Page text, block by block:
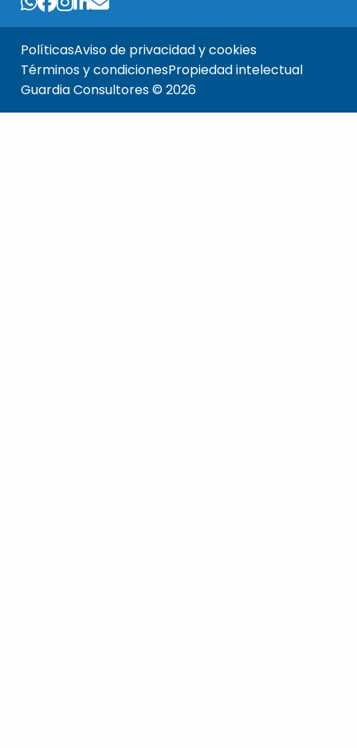
PolíticasAviso de privacidad y cookies
Términos y condicionesPropiedad intelectual
Guardia Consultores © 2026